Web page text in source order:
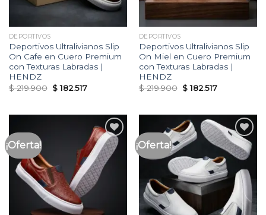
DEPORTIVOS
Deportivos Ultralivianos Slip
On Cafe en Cuero Premium
con Texturas Labradas |
HENDZ
$219.900 Original
price
$182.517Current
DEPORTIVOS
Deportivos Ultralivianos Slip
On Miel en Cuero Premium
con Texturas Labradas |
HENDZ
$219.900 Original
price
$182.517Current
¡Oferta!
Añadir
a la
lista
deseos
¡Oferta!
Añadir
a la
lista
de
deseos